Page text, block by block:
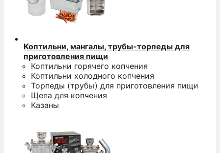
Коптильни, мангалы, трубы-торпеды для
приготовления пищи
Коптильни горячего копчения
Коптильни холодного копчения
Торпеды (трубы) для приготовления пищи
Щепа для копчения
Казаны